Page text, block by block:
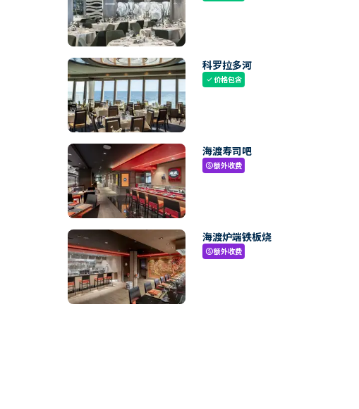
科罗拉多河
check价格包含
海渡寿司吧
paid额外收费
海渡炉端铁板烧
paid额外收费